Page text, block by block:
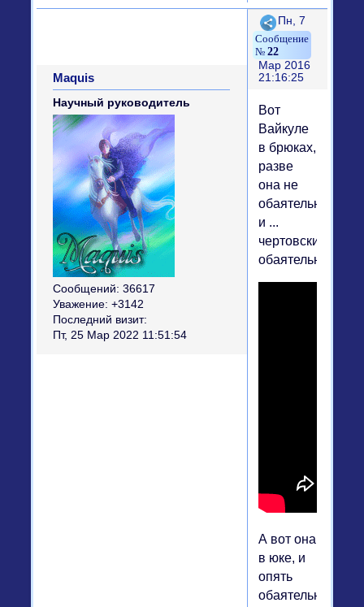
Поделиться
22
Пн, 7
Мар 2016
21:16:25
Maquis
Научный руководитель
Сообщений: 36617
Уважение: +3142
Последний визит:
Пт, 25 Мар 2022 11:51:54
Вот
Вайкуле
в брюках,
разве
она не
обаятельна
и ...
чертовски
обаятельна?)))
А вот она
в юке, и
опять
обаятельна)))